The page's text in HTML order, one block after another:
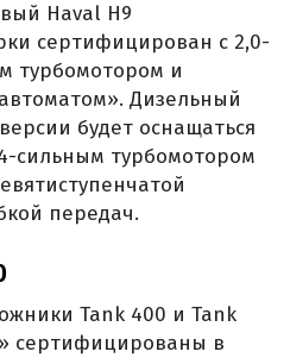
Haval H9
сертифицирован с 2,0-
турбомотором и
Дизельный
будет оснащаться
сильным турбомотором
передач.
Tank 400 и Tank
сертифицированы в